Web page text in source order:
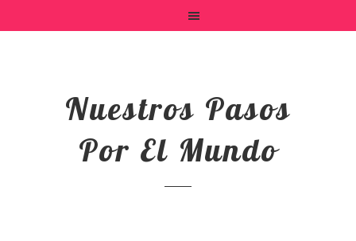
Nuestros Pasos
Por El Mundo